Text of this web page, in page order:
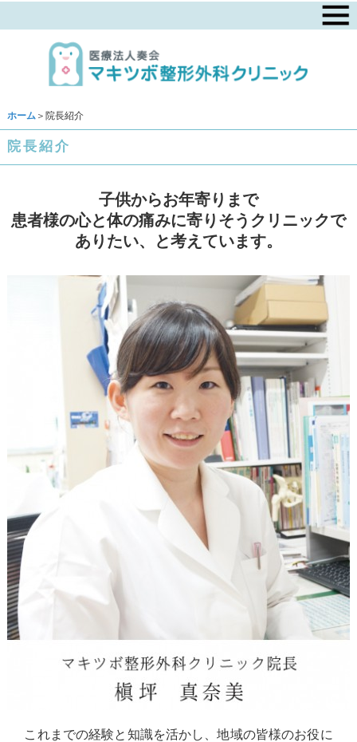
ホーム ＞院長紹介
院長紹介
子供からお年寄りまで
患者様の心と体の痛みに寄りそうクリニックで
ありたい、と考えています。
これまでの経験と知識を活かし、地域の皆様のお役に